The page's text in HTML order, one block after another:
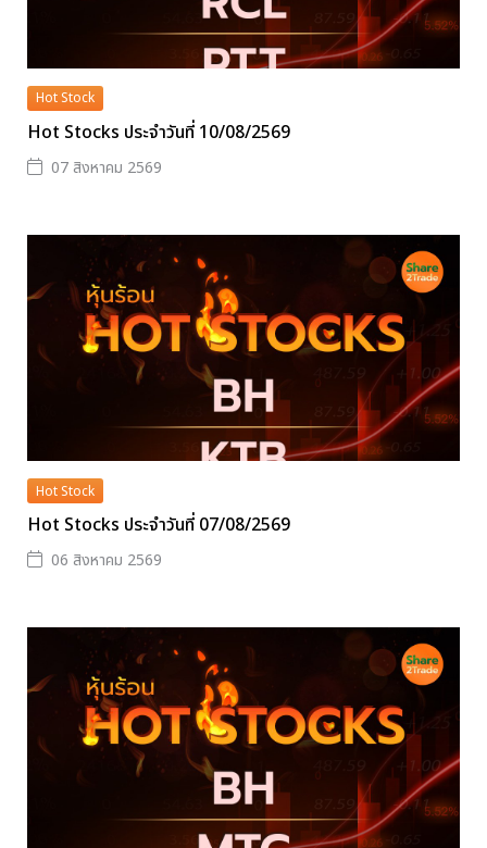
Hot Stock
Hot Stocks ประจำวันที่ 10/08/2569
07 สิงหาคม 2569
Hot Stock
Hot Stocks ประจำวันที่ 07/08/2569
06 สิงหาคม 2569